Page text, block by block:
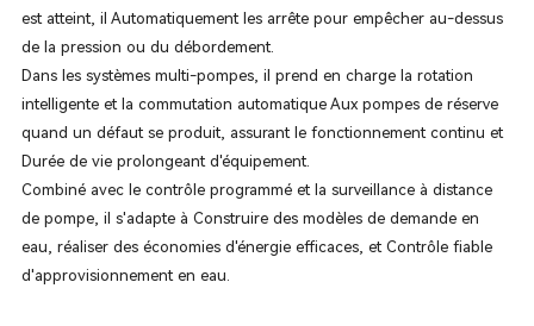
est atteint, il Automatiquement les arrête pour empêcher au-dessus
de la pression ou du débordement.
Dans les systèmes multi-pompes, il prend en charge la rotation
intelligente et la commutation automatique Aux pompes de réserve
quand un défaut se produit, assurant le fonctionnement continu et
Durée de vie prolongeant d'équipement.
Combiné avec le contrôle programmé et la surveillance à distance
de pompe, il s'adapte à Construire des modèles de demande en
eau, réaliser des économies d'énergie efficaces, et Contrôle fiable
d'approvisionnement en eau.